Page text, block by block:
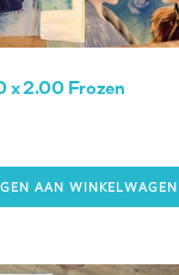
x 2.00 Frozen
AAN WINKELWAGEN